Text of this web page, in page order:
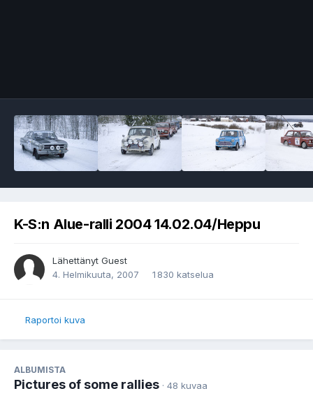
K-S:n Alue-ralli 2004 14.02.04/Heppu
Lähettänyt Guest
4. Helmikuuta, 2007
1 830 katselua
Raportoi kuva
ALBUMISTA
Pictures of some rallies · 48 kuvaa